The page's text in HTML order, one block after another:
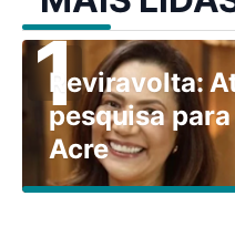
Reviravolta:
pesquisa
Acre